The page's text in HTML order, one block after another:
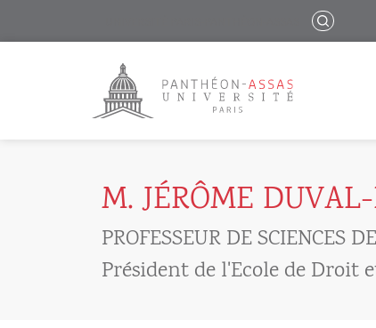
Logo
M. JÉRÔME
PROFESSEUR DE SCIENCES
Président de l'Ecole de Droit